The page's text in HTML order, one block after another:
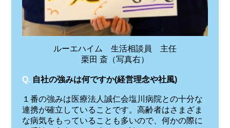
ルーエハイム 生活相談員 主任
栗田 斎（写真右）
Q. 自社の強みは何ですか(経営理念や社風)
１番の強みは医療法人誠仁会塩川病院との十分な
連携が確立していることです。高齢者はさまざま
な病気をもっていることも多いので、何かの際に